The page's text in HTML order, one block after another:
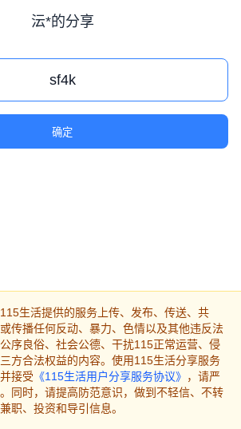
沄*的分享
确定
生活提供的服务上传、发布、传送、共
传播任何反动、暴力、色情以及其他违反法
序良俗、社会公德、干扰115正常运营、侵
方合法权益的内容。使用115生活分享服务
接受 《115生活用户分享服务协议》 ，请严
同时，请提高防范意识，做到不轻信、不转
职、投资和导引信息。